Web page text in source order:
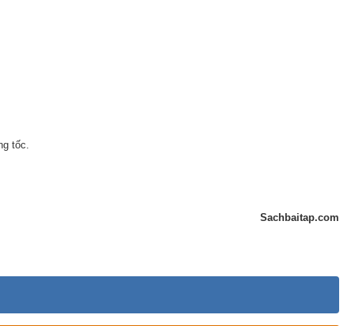
tốc.
Sachbaitap.com